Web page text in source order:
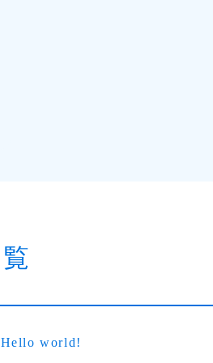
Hello world!